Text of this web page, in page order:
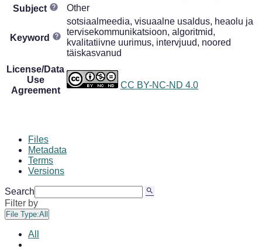
Subject
Other
Keyword
sotsiaalmeedia, visuaalne usaldus, heaolu ja
tervisekommunikatsioon, algoritmid,
kvalitatiivne uurimus, intervjuud, noored
täiskasvanud
License/Data
Use
Agreement
CC BY-NC-ND 4.0
Files
Metadata
Terms
Versions
Search
Filter by
File Type:All
All